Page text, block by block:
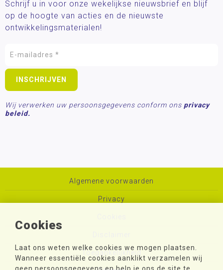
Cookies
Laat ons weten welke cookies we mogen plaatsen.
Wanneer essentiële cookies aanklikt verzamelen wij
Schrijf u in voor onze wekelijkse nieuwsbrief en blijf
op de hoogte van acties en de nieuwste
ontwikkelingsmaterialen!
Wij verwerken uw persoonsgegevens conform ons privacy
beleid.
Algemene voorwaarden
Privacy
Toegankelijkheid